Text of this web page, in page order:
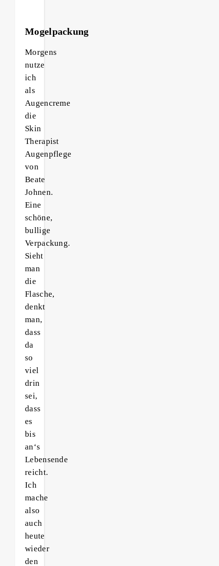
Mogelpackung
Morgens
nutze
ich
als
Augencreme
die
Skin
Therapist
Augenpflege
von
Beate
Johnen.
Eine
schöne,
bullige
Verpackung.
Sieht
man
die
Flasche,
denkt
man,
dass
da
so
viel
drin
sei,
dass
es
bis
an‘s
Lebensende
reicht.
Ich
mache
also
auch
heute
wieder
den